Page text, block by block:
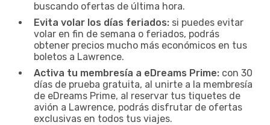
buscando ofertas de última hora.
Evita volar los días feriados: si puedes evitar
volar en fin de semana o feriados, podrás
obtener precios mucho más económicos en tus
boletos a Lawrence.
Activa tu membresía a eDreams Prime: con 30
días de prueba gratuita, al unirte a la membresía
de eDreams Prime, al reservar tus tiquetes de
avión a Lawrence, podrás disfrutar de ofertas
exclusivas en todos tus viajes.